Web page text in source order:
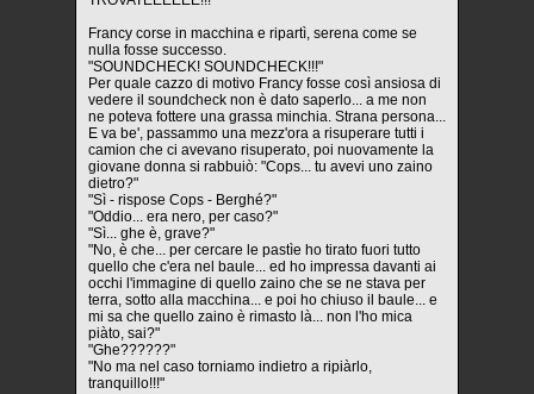
Francy corse in macchina e ripartì, serena come se
nulla fosse successo.
"SOUNDCHECK! SOUNDCHECK!!!"
Per quale cazzo di motivo Francy fosse così ansiosa di
vedere il soundcheck non è dato saperlo... a me non
ne poteva fottere una grassa minchia. Strana persona...
E va be', passammo una mezz'ora a risuperare tutti i
camion che ci avevano risuperato, poi nuovamente la
giovane donna si rabbuiò: "Cops... tu avevi uno zaino
dietro?"
"Sì - rispose Cops - Berghé?"
"Oddio... era nero, per caso?"
"Sì... ghe è, grave?"
"No, è che... per cercare le pastìe ho tirato fuori tutto
quello che c'era nel baule... ed ho impressa davanti ai
occhi l'immagine di quello zaino che se ne stava per
terra, sotto alla macchina... e poi ho chiuso il baule... e
mi sa che quello zaino è rimasto là... non l'ho mica
piàto, sai?"
"Ghe??????"
"No ma nel caso torniamo indietro a ripiàrlo,
tranquillo!!!"